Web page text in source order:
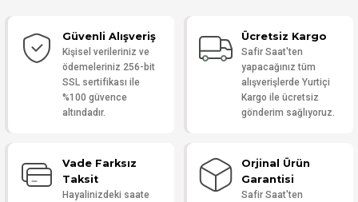
Yorum Yaz
Güvenli Alışveriş
Kişisel verileriniz ve
ödemeleriniz 256-bit
SSL sertifikası ile
%100 güvence
altındadır.
Ücretsiz Kargo
Safir Saat'ten
yapacağınız tüm
alışverişlerde Yurtiçi
Kargo ile ücretsiz
gönderim sağlıyoruz.
Vade Farksız
Taksit
Hayalinizdeki saate
Orjinal Ürün
Garantisi
Safir Saat'ten